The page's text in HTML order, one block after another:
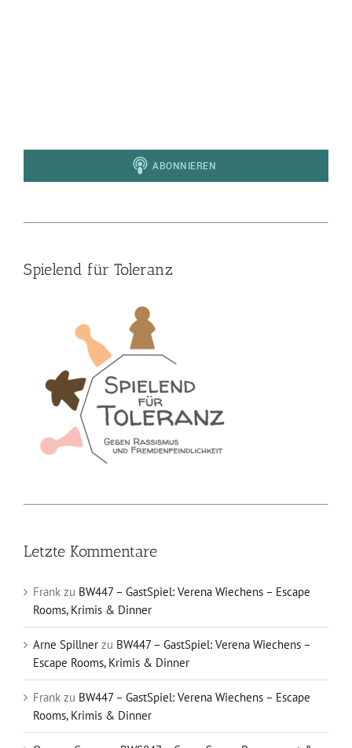
Spielend für Toleranz
Letzte Kommentare
Frank zu BW447 – GastSpiel: Verena Wiechens – Escape
Rooms, Krimis & Dinner
Arne Spillner zu BW447 – GastSpiel: Verena Wiechens –
Escape Rooms, Krimis & Dinner
Frank zu BW447 – GastSpiel: Verena Wiechens – Escape
Rooms, Krimis & Dinner